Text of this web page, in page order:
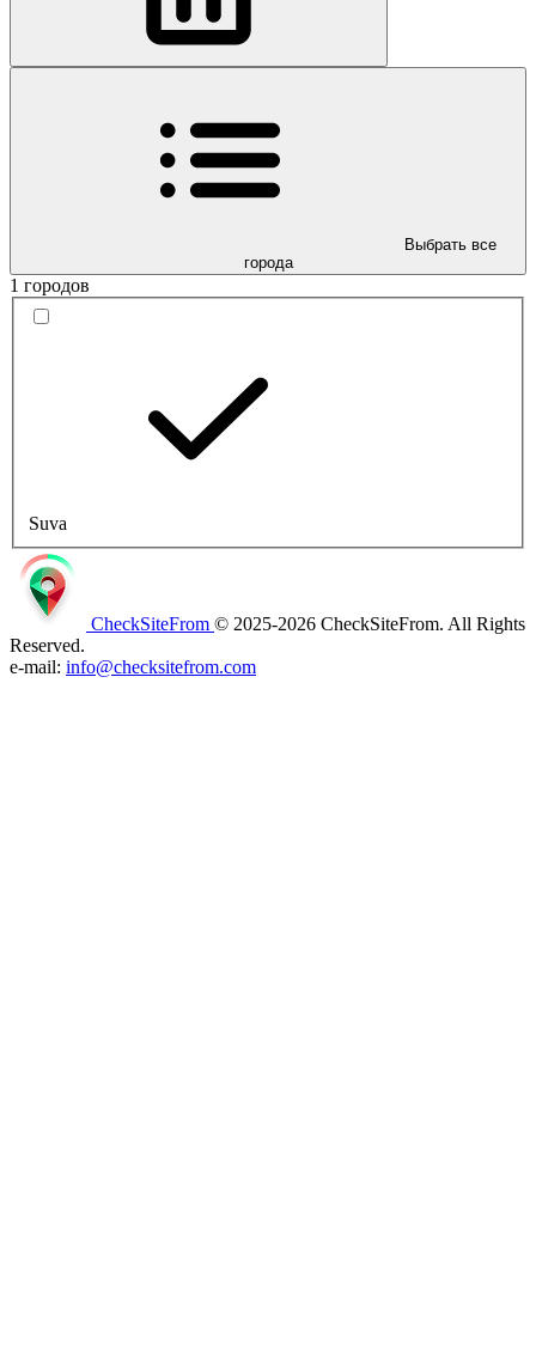
Выбрать все
города
1 городов
Suva
CheckSiteFrom © 2025-2026 CheckSiteFrom. All Rights
Reserved.
e-mail: info@checksitefrom.com